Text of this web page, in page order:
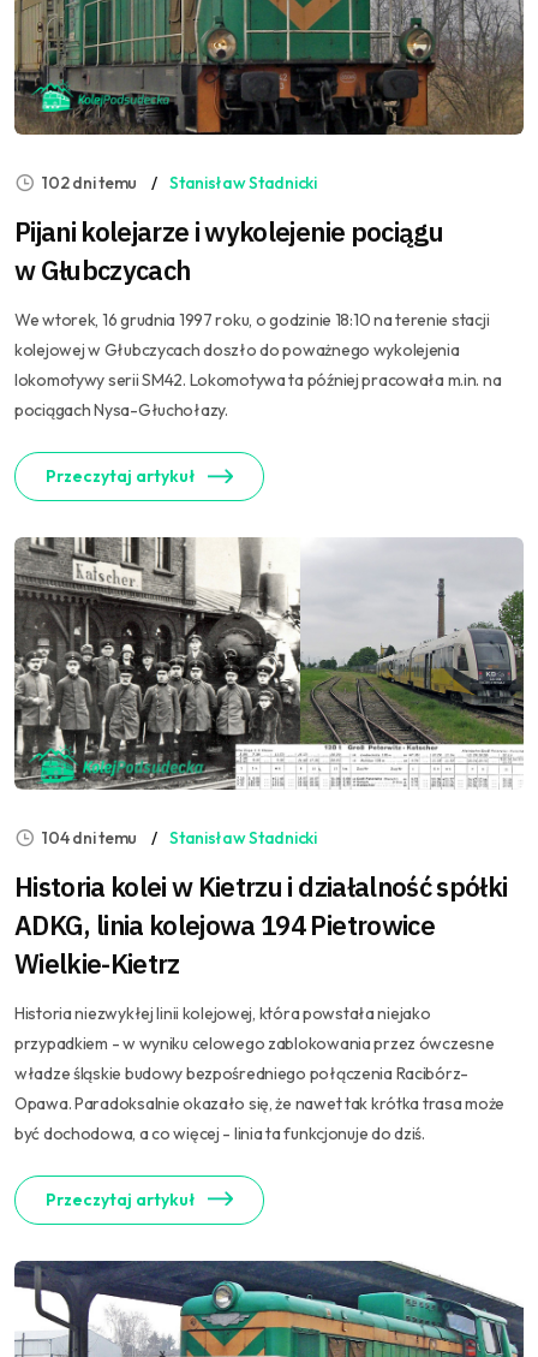
102 dni temu Stanisław Stadnicki
Pijani kolejarze i wykolejenie pociągu
w Głubczycach
We wtorek, 16 grudnia 1997 roku, o godzinie 18:10 na terenie stacji
kolejowej w Głubczycach doszło do poważnego wykolejenia
lokomotywy serii SM42. Lokomotywa ta później pracowała m.in. na
pociągach Nysa-Głuchołazy.
Przeczytaj artykuł
104 dni temu Stanisław Stadnicki
Historia kolei w Kietrzu i działalność spółki
ADKG, linia kolejowa 194 Pietrowice
Wielkie-Kietrz
Historia niezwykłej linii kolejowej, która powstała niejako
przypadkiem - w wyniku celowego zablokowania przez ówczesne
władze śląskie budowy bezpośredniego połączenia Racibórz-
Opawa. Paradoksalnie okazało się, że nawet tak krótka trasa może
być dochodowa, a co więcej - linia ta funkcjonuje do dziś.
Przeczytaj artykuł